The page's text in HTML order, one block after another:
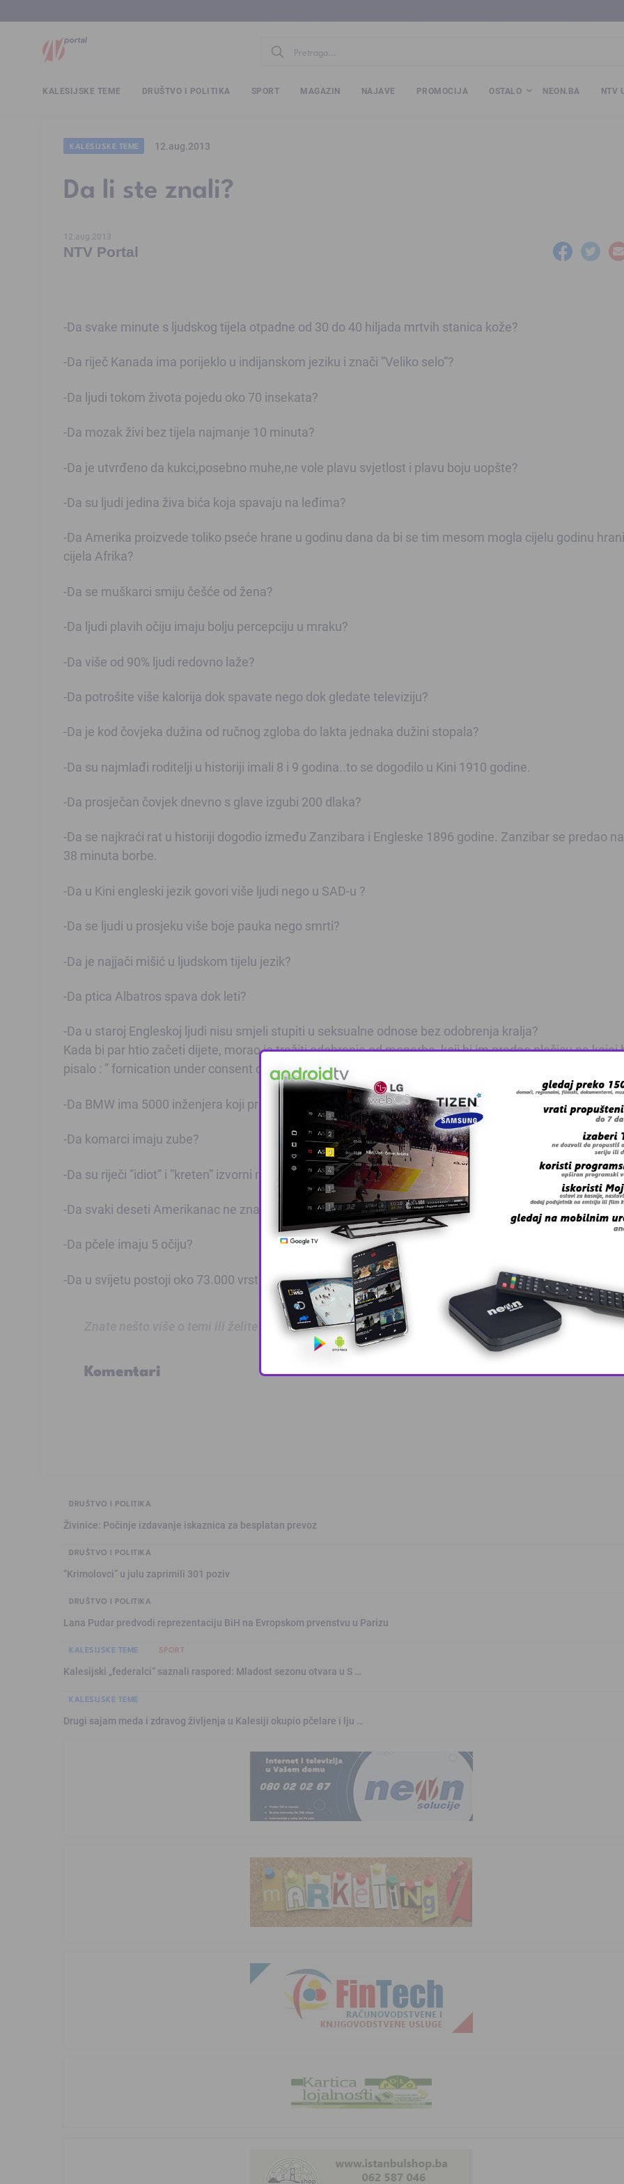
KALESIJSKE TEME DRUŠTVO I POLITIKA SPORT MAGAZIN NAJAVE PROMOCIJA OSTALO NEON.BA NTV
KALESIJSKE TEME 12.aug.2013
Da li ste znali?
12.aug.2013
NTV Portal
-Da svake minute s ljudskog tijela otpadne od 30 do 40 hiljada mrtvih stanica kože?
-Da riječ Kanada ima porijeklo u indijanskom jeziku i znači ”Veliko selo”?
-Da ljudi tokom života pojedu oko 70 insekata?
-Da mozak živi bez tijela najmanje 10 minuta?
-Da je utvrđeno da kukci,posebno muhe,ne vole plavu svjetlost i plavu boju uopšte?
-Da su ljudi jedina živa bića koja spavaju na leđima?
-Da Amerika proizvede toliko pseće hrane u godinu dana da bi se tim mesom mogla cijelu godinu
cijela Afrika?
-Da se muškarci smiju češće od žena?
-Da ljudi plavih očiju imaju bolju percepciju u mraku?
-Da više od 90% ljudi redovno laže?
-Da potrošite više kalorija dok spavate nego dok gledate televiziju?
-Da je kod čovjeka dužina od ručnog zgloba do lakta jednaka dužini stopala?
-Da su najmlađi roditelji u historiji imali 8 i 9 godina..to se dogodilo u Kini 1910 godine.
-Da prosječan čovjek dnevno s glave izgubi 200 dlaka?
-Da se najkraći rat u historiji dogodio između Zanzibara i Engleske 1896 godine. Zanzibar se predao
38 minuta borbe.
-Da u Kini engleski jezik govori više ljudi nego u SAD-u ?
-Da se ljudi u prosjeku više boje pauka nego smrti?
-Da je najjači mišić u ljudskom tijelu jezik?
-Da ptica Albatros spava dok leti?
-Da u staroj Engleskoj ljudi nisu smjeli stupiti u seksualne odnose bez odobrenja kralja?
Kada bi par htio začeti dijete, morao je tražiti odobrenje od monarha, koji bi im predao pločicu na kojoj
pisalo : ” fornication under consent of king ” – što je jedno od mogućih porijekla riječi FUCK.
-Da BMW ima 5000 inženjera koji proučavaju zvuk zatvaranja vrata?
-Da komarci imaju zube?
-Da su riječi ”idiot” i ”kreten” izvorni medicinski izrazi?
-Da svaki deseti Amerikanac ne zna naći Ameriku na karti?
-Da pčele imaju 5 očiju?
-Da u svijetu postoji oko 73.000 vrsta paukova?
Znate nešto više o temi ili želite prijaviti grešku u tekstu?
Komentari
DRUŠTVO I POLITIKA
Živinice: Počinje izdavanje iskaznica za besplatan prevoz
DRUŠTVO I POLITIKA
“Krimolovci” u julu zaprimili 301 poziv
DRUŠTVO I POLITIKA
Lana Pudar predvodi reprezentaciju BiH na Evropskom prvenstvu u Parizu
KALESIJSKE TEME SPORT
Kalesijski „federalci“ saznali raspored: Mladost sezonu otvara u S …
KALESIJSKE TEME
Drugi sajam meda i zdravog življenja u Kalesiji okupio pčelare i lju …